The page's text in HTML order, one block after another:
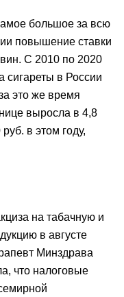
большое за всю
повышение ставки
С 2010 по 2020
сигареты в России
это же время
выросла в 4,8
в этом году,
на табачную и
в августе
Минздрава
что налоговые